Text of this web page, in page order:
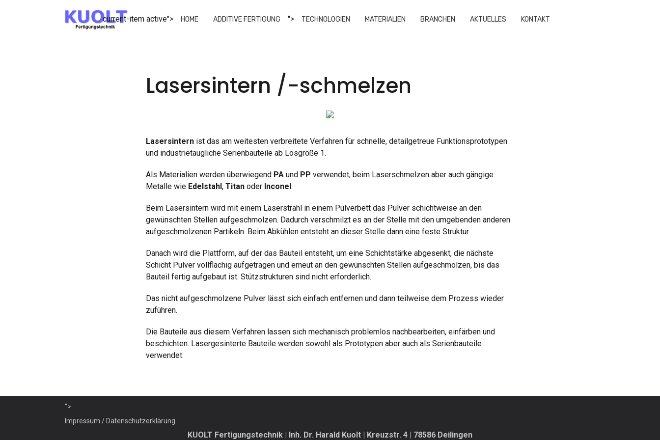
current-item active"> HOME ADDITIVE FERTIGUNG "> TECHNOLOGIEN MATERIALIEN BRANCHEN AKTUELLES KONTAKT
Lasersintern /-schmelzen
Lasersintern ist das am weitesten verbreitete Verfahren für schnelle, detailgetreue Funktionsprototypen
und industrietaugliche Serienbauteile ab Losgröße 1.
Als Materialien werden überwiegend PA und PP verwendet, beim Laserschmelzen aber auch gängige
Metalle wie Edelstahl, Titan oder Inconel.
Beim Lasersintern wird mit einem Laserstrahl in einem Pulverbett das Pulver schichtweise an den
gewünschten Stellen aufgeschmolzen. Dadurch verschmilzt es an der Stelle mit den umgebenden anderen
aufgeschmolzenen Partikeln. Beim Abkühlen entsteht an dieser Stelle dann eine feste Struktur.
Danach wird die Plattform, auf der das Bauteil entsteht, um eine Schichtstärke abgesenkt, die nächste
Schicht Pulver vollflächig aufgetragen und erneut an den gewünschten Stellen aufgeschmolzen, bis das
Bauteil fertig aufgebaut ist. Stützstrukturen sind nicht erforderlich.
Das nicht aufgeschmolzene Pulver lässt sich einfach entfernen und dann teilweise dem Prozess wieder
zuführen.
Die Bauteile aus diesem Verfahren lassen sich mechanisch problemlos nachbearbeiten, einfärben und
beschichten. Lasergesinterte Bauteile werden sowohl als Prototypen aber auch als Serienbauteile
verwendet.
">
Impressum / Datenschutzerklärung
KUOLT Fertigungstechnik | Inh. Dr. Harald Kuolt | Kreuzstr. 4 | 78586 Deilingen